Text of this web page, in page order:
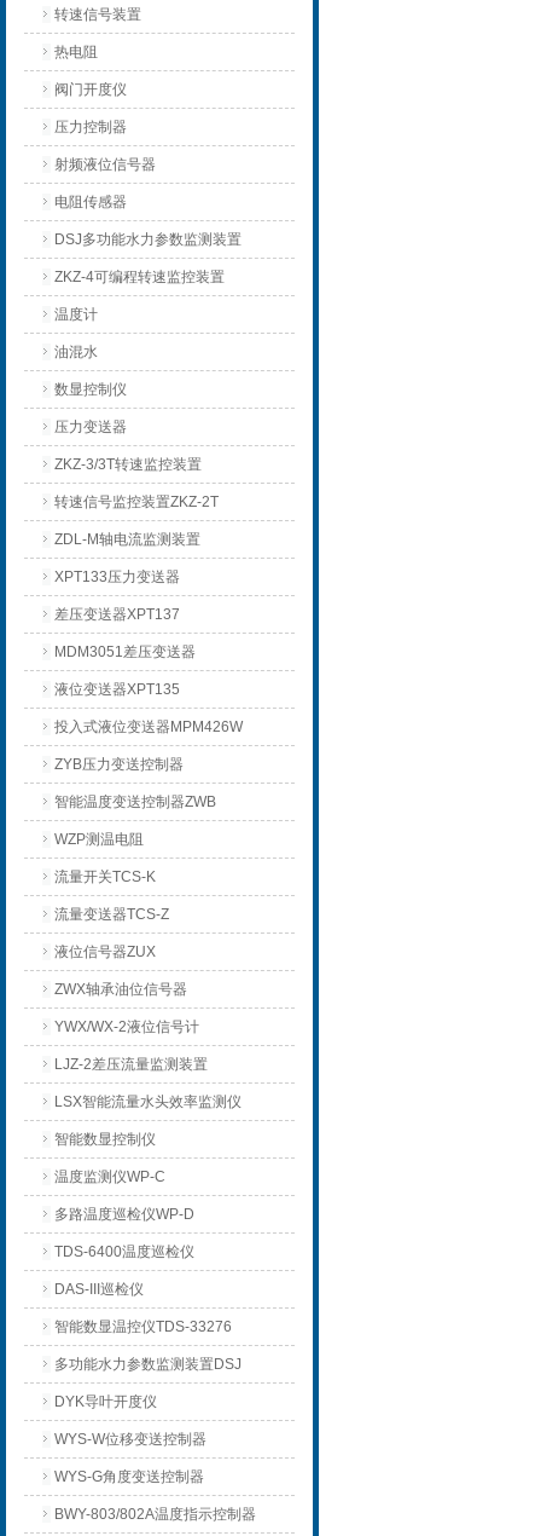
转速信号装置
热电阻
阀门开度仪
压力控制器
射频液位信号器
电阻传感器
DSJ多功能水力参数监测装置
ZKZ-4可编程转速监控装置
温度计
油混水
数显控制仪
压力变送器
ZKZ-3/3T转速监控装置
转速信号监控装置ZKZ-2T
ZDL-M轴电流监测装置
XPT133压力变送器
差压变送器XPT137
MDM3051差压变送器
液位变送器XPT135
投入式液位变送器MPM426W
ZYB压力变送控制器
智能温度变送控制器ZWB
WZP测温电阻
流量开关TCS-K
流量变送器TCS-Z
液位信号器ZUX
ZWX轴承油位信号器
YWX/WX-2液位信号计
LJZ-2差压流量监测装置
LSX智能流量水头效率监测仪
智能数显控制仪
温度监测仪WP-C
多路温度巡检仪WP-D
TDS-6400温度巡检仪
DAS-III巡检仪
智能数显温控仪TDS-33276
多功能水力参数监测装置DSJ
DYK导叶开度仪
WYS-W位移变送控制器
WYS-G角度变送控制器
BWY-803/802A温度指示控制器